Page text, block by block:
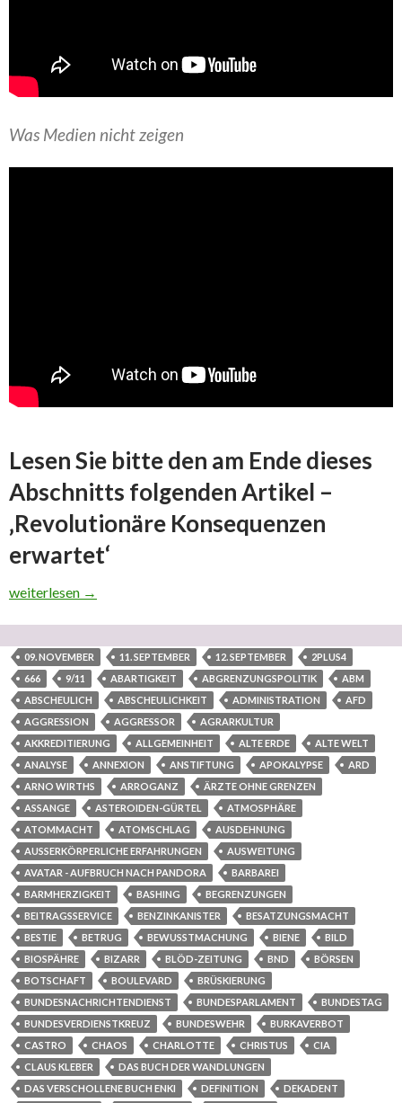
Was Medien nicht zeigen
Lesen Sie bitte den am Ende dieses
Abschnitts folgenden Artikel –
‚Revolutionäre Konsequenzen
erwartet‘
Was sind die Gründe für weltimperialistische Weltkriegssucht
weiterlesen →
09. NOVEMBER 11. SEPTEMBER 12. SEPTEMBER
2PLUS4
666
9/11 ABARTIGKEIT ABGRENZUNGSPOLITIK
ABM
ABSCHEULICH
ABSCHEULICHKEIT ADMINISTRATION
AFD
AGGRESSION
AGGRESSOR
AGRARKULTUR
AKKREDITIERUNG
ALLGEMEINHEIT ALTE ERDE
ALTE WELT
ANALYSE
ANNEXION ANSTIFTUNG APOKALYPSE
ARD
ARNO WIRTHS
ARROGANZ
ÄRZTE OHNE GRENZEN
ASSANGE
ASTEROIDEN-GÜRTEL
ATMOSPHÄRE
ATOMMACHT
ATOMSCHLAG
AUSDEHNUNG
AUSSERKÖRPERLICHE ERFAHRUNGEN
AUSWEITUNG
AVATAR - AUFBRUCH NACH PANDORA
BARBAREI
BARMHERZIGKEIT
BASHING
BEGRENZUNGEN
BEITRAGSSERVICE
BENZINKANISTER
BESATZUNGSMACHT
BESTIE
BETRUG BEWUSSTMACHUNG BIENE
BILD
BIOSPÄHRE
BIZARR BLÖD-ZEITUNG BND
BÖRSEN
BOTSCHAFT
BOULEVARD
BRÜSKIERUNG
BUNDESNACHRICHTENDIENST
BUNDESPARLAMENT
BUNDESTAG
BUNDESVERDIENSTKREUZ
BUNDESWEHR
BURKAVERBOT
CASTRO
CHAOS CHARLOTTE CHRISTUS
CIA
CLAUS KLEBER
DAS BUCH DER WANDLUNGEN
DAS VERSCHOLLENE BUCH ENKI
DEFINITION
DEKADENT